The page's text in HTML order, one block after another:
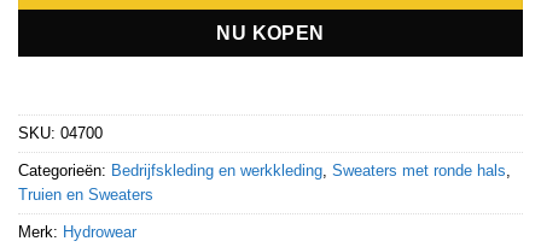
NU KOPEN
SKU: 04700
Categorieën: Bedrijfskleding en werkkleding, Sweaters met ronde hals,
Truien en Sweaters
Merk: Hydrowear